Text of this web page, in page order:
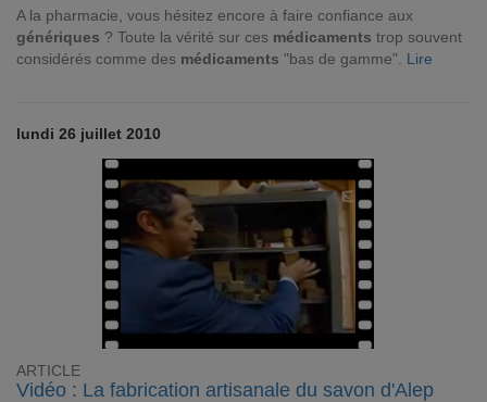
A la pharmacie, vous hésitez encore à faire confiance aux
génériques ? Toute la vérité sur ces médicaments trop souvent
considérés comme des médicaments "bas de gamme". Lire
lundi 26 juillet 2010
ARTICLE
Vidéo : La fabrication artisanale du savon d'Alep